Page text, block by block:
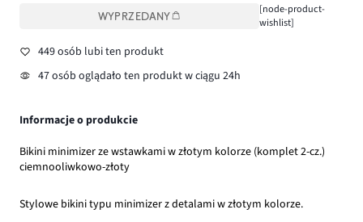
WYPRZEDANY
[node-product-
wishlist]
449 osób lubi ten produkt
47 osób oglądało ten produkt w ciągu 24h
Informacje o produkcie
Bikini minimizer ze wstawkami w złotym kolorze (komplet 2-cz.)
ciemnooliwkowo-złoty
Stylowe bikini typu minimizer z detalami w złotym kolorze.